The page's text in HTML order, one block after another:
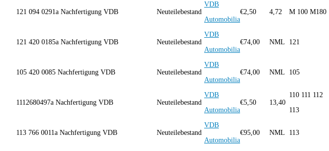
121 094 0291a Nachfertigung VDB Neuteilebestand
VDB
Automobilia
€2,50 4,72 M 100 M180
121 420 0185a Nachfertigung VDB Neuteilebestand
VDB
Automobilia
€74,00 NML 121
105 420 0085 Nachfertigung VDB Neuteilebestand
VDB
Automobilia
€74,00 NML 105
1112680497a Nachfertigung VDB Neuteilebestand
VDB
Automobilia
€5,50 13,40
110 111 112
113
113 766 0011a Nachfertigung VDB Neuteilebestand
VDB
Automobilia
€95,00 NML 113